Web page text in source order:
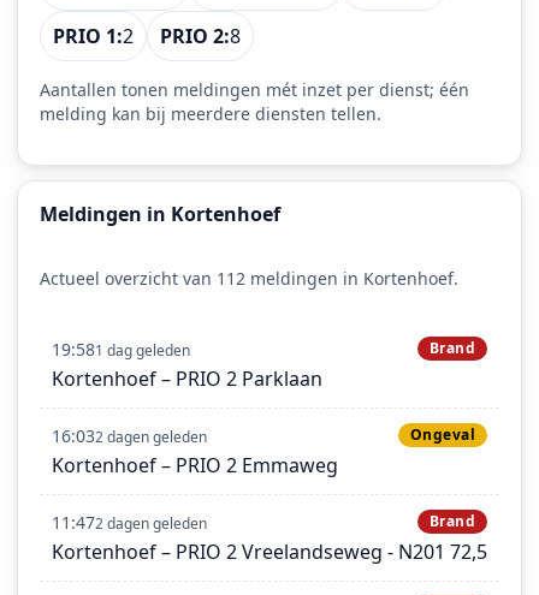
PRIO 1:2 PRIO 2:8
Aantallen tonen meldingen mét inzet per dienst; één
melding kan bij meerdere diensten tellen.
Meldingen in Kortenhoef
Actueel overzicht van 112 meldingen in Kortenhoef.
19:581 dag geleden Brand
Kortenhoef – PRIO 2 Parklaan
16:032 dagen geleden Ongeval
Kortenhoef – PRIO 2 Emmaweg
11:472 dagen geleden Brand
Kortenhoef – PRIO 2 Vreelandseweg - N201 72,5